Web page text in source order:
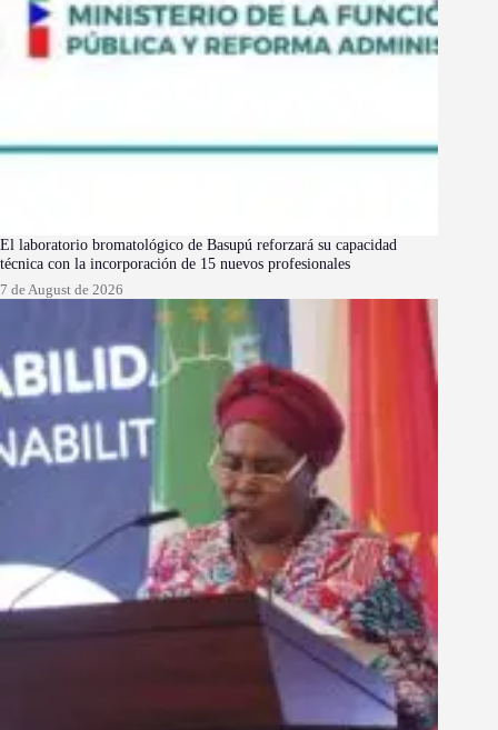
El laboratorio bromatológico de Basupú reforzará su capacidad
técnica con la incorporación de 15 nuevos profesionales
7 de August de 2026